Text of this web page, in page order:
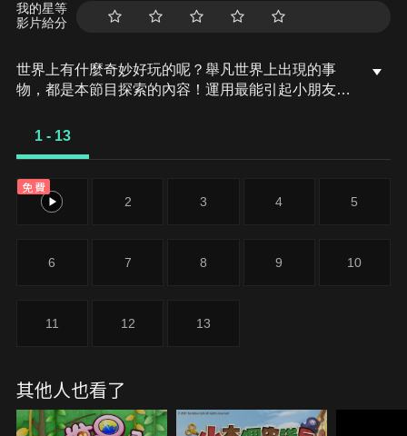
我的星等
影片給分
世界上有什麼奇妙好玩的呢？舉凡世界上出現的事
物，都是本節目探索的內容！運用最能引起小朋友注
人體、自然現象……等，讓小朋友們快樂地探索，從
1 - 13
免費
1 2 3 4 5
6 7 8 9 10
11 12 13
其他人也看了